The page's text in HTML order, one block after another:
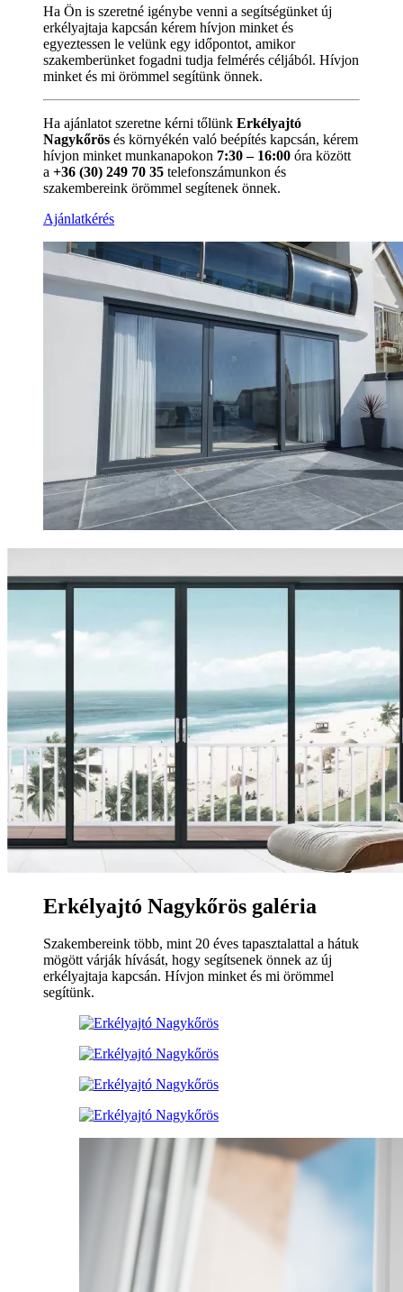
Ha Ön is szeretné igénybe venni a segítségünket új
erkélyajtaja kapcsán kérem hívjon minket és
egyeztessen le velünk egy időpontot, amikor
szakemberünket fogadni tudja felmérés céljából. Hívjon
minket és mi örömmel segítünk önnek.
Ha ajánlatot szeretne kérni tőlünk Erkélyajtó
Nagykőrös és környékén való beépítés kapcsán, kérem
hívjon minket munkanapokon 7:30 – 16:00 óra között
a +36 (30) 249 70 35 telefonszámunkon és
szakembereink örömmel segítenek önnek.
Ajánlatkérés
Erkélyajtó Nagykőrös galéria
Szakembereink több, mint 20 éves tapasztalattal a hátuk
mögött várják hívását, hogy segítsenek önnek az új
erkélyajtaja kapcsán. Hívjon minket és mi örömmel
segítünk.